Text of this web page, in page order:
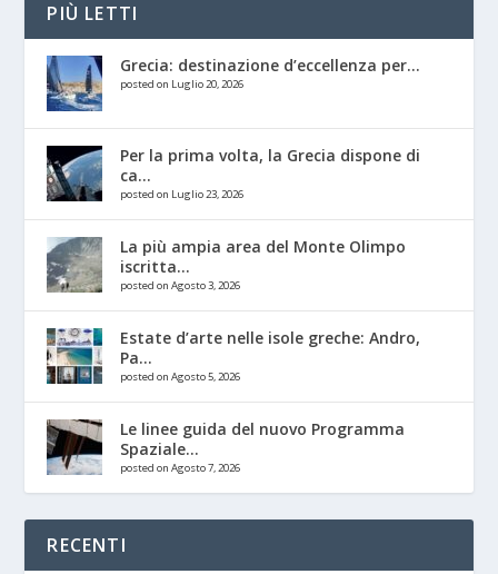
PIÙ LETTI
Grecia: destinazione d’eccellenza per...
posted on Luglio 20, 2026
Per la prima volta, la Grecia dispone di
ca...
posted on Luglio 23, 2026
La più ampia area del Monte Olimpo
iscritta...
posted on Agosto 3, 2026
Estate d’arte nelle isole greche: Andro,
Pa...
posted on Agosto 5, 2026
Le linee guida del nuovo Programma
Spaziale...
posted on Agosto 7, 2026
RECENTI